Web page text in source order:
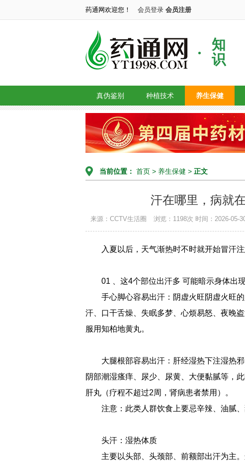
药通网欢迎您！ 会员登录 会员注册
知
识
真伪鉴别 种植技术 养生保健
当前位置： 首页 > 养生保健 > 正文
汗在哪里，病就
来源：CCTV生活圈 浏览：1198次 时间：2026-05-
入夏以后，天气渐热时不时就开始冒汗
01 、这4个部位出汗多 可能暗示身体出
手心脚心容易出汗：阴虚火旺阴虚火旺
汗、口干舌燥、失眠多梦、心烦易怒、夜晚
服用知柏地黄丸。
大腿根部容易出汗：肝经湿热下注湿热
阴部潮湿瘙痒、尿少、尿黄、大便黏腻等，
肝丸（疗程不超过2周，肾病患者禁用）。
注意：此类人群饮食上要忌辛辣、油腻、
头汗：湿热体质
主要以头部、头颈部、前额部出汗为主